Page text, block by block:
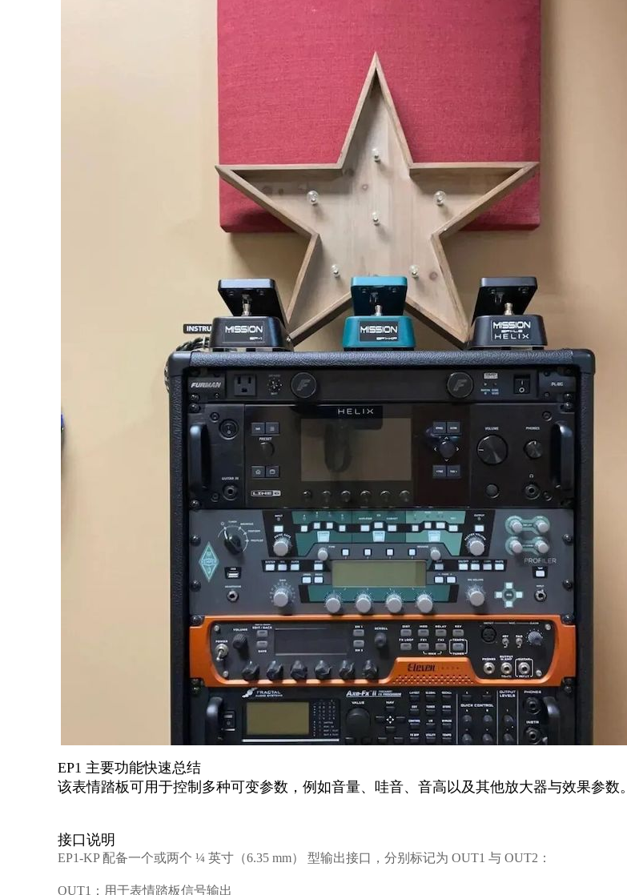
EP1 主要功能快速总结
该表情踏板可用于控制多种可变参数，例如音量、哇音、音高以及其他放大器与效果参数。
接口说明
EP1-KP 配备一个或两个 ¼ 英寸（6.35 mm） 型输出接口，分别标记为 OUT1 与 OUT2 ：
OUT1 ：用于表情踏板信号输出